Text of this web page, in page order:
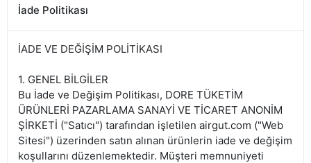
İade Politikası
İADE VE DEĞİŞİM POLİTİKASI
1. GENEL BİLGİLER
Bu İade ve Değişim Politikası, DORE TÜKETİM
ÜRÜNLERİ PAZARLAMA SANAYİ VE TİCARET ANONİM
ŞİRKETİ ("Satıcı") tarafından işletilen airgut.com ("Web
Sitesi") üzerinden satın alınan ürünlerin iade ve değişim
koşullarını düzenlemektedir. Müşteri memnuniyeti